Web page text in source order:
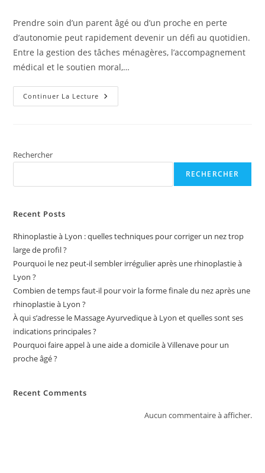
la
Prendre soin d’un parent âgé ou d’un proche en perte
d’autonomie peut rapidement devenir un défi au quotidien.
Entre la gestion des tâches ménagères, l’accompagnement
médical et le soutien moral,…
Continuer La Lecture Pourquoi
Faire
À
Un
Rechercher
RECHERCHER
Recent Posts
Rhinoplastie à Lyon : quelles techniques pour corriger un nez trop
large de profil ?
Pourquoi le nez peut-il sembler irrégulier après une rhinoplastie à
Lyon ?
Combien de temps faut-il pour voir la forme finale du nez après une
rhinoplastie à Lyon ?
À qui s’adresse le Massage Ayurvedique à Lyon et quelles sont ses
indications principales ?
Pourquoi faire appel à une aide a domicile à Villenave pour un
proche âgé ?
Recent Comments
Aucun commentaire à afficher.